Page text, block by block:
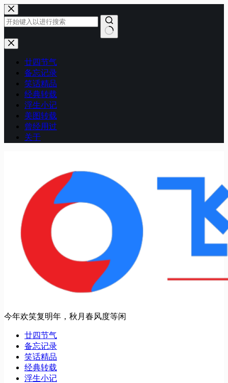
跳
至
内
容
无
廿四节气
备忘记录
笑话精品
经典转载
浮生小记
美图转载
曾经用过
关于
今年欢笑复明年，秋月春风度等闲
廿四节气
备忘记录
笑话精品
经典转载
浮生小记